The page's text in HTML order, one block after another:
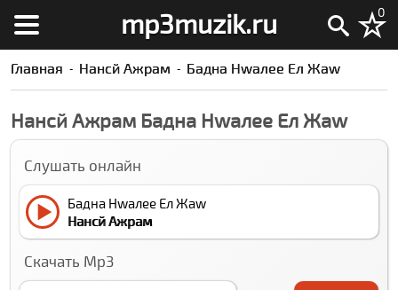
mp3muzik.ru 0
Главная Нанcй Ажрам Бадна Нwалее Ел Жаw
Нанcй Ажрам Бадна Нwалее Ел Жаw
Слушать онлайн
Бадна Нwалее Ел Жаw
Нанcй Ажрам
Скачать Mp3